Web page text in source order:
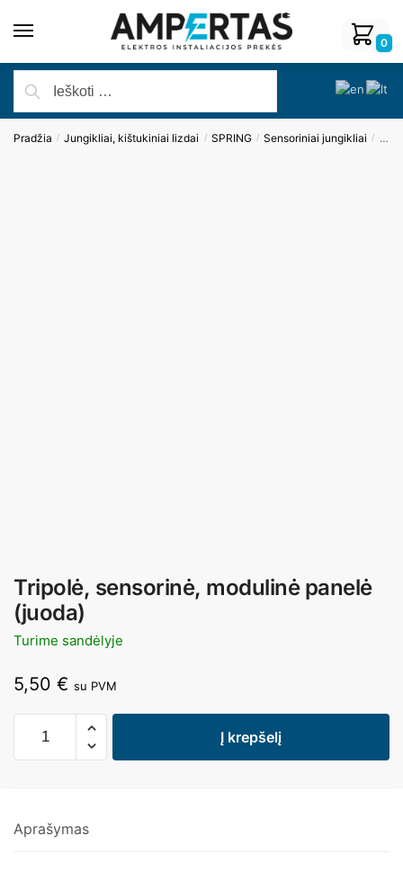
0
Pradžia / Jungikliai, kištukiniai lizdai / SPRING / Sensoriniai jungikliai /
Tripolė, sensorinė, modulinė panelė
(juoda)
Turime sandėlyje
5,50 € su PVM
Į krepšelį
Aprašymas